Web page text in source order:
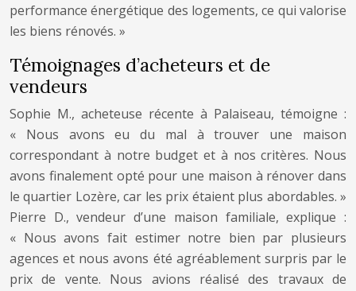
performance énergétique des logements, ce qui valorise
les biens rénovés. »
Témoignages d’acheteurs et de
vendeurs
Sophie M., acheteuse récente à Palaiseau, témoigne :
« Nous avons eu du mal à trouver une maison
correspondant à notre budget et à nos critères. Nous
avons finalement opté pour une maison à rénover dans
le quartier Lozère, car les prix étaient plus abordables. »
Pierre D., vendeur d’une maison familiale, explique :
« Nous avons fait estimer notre bien par plusieurs
agences et nous avons été agréablement surpris par le
prix de vente. Nous avions réalisé des travaux de